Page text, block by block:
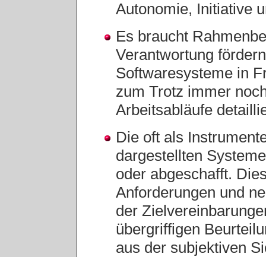
Autonomie, Initiative
Es braucht
Verantwortung
Softwaresysteme in
zum Trotz immer
Arbeitsabläufe
Die oft als
dargestellten
oder abgeschafft.
Anforderungen und
der
übergriffigen
aus der subjektiven